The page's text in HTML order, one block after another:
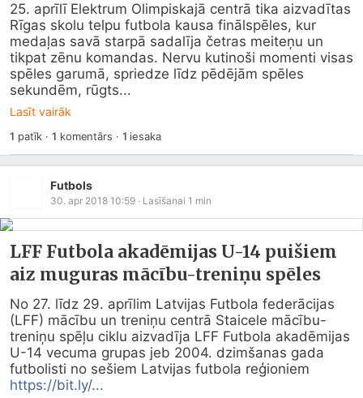
25. aprīlī Elektrum Olimpiskajā centrā tika aizvadītas
Rīgas skolu telpu futbola kausa finālspēles, kur
medaļas savā starpā sadalīja četras meiteņu un
tikpat zēnu komandas. Nervu kutinoši momenti visas
spēles garumā, spriedze līdz pēdējām spēles
sekundēm, rūgts...
Lasīt vairāk
1 patīk ·1 komentārs · 1 iesaka
Futbols
30. apr 2018 10:59 · Lasīšanai 1 min
LFF Futbola akadēmijas U-14 puišiem
aiz muguras mācību-treniņu spēles
No 27. līdz 29. aprīlim Latvijas Futbola federācijas
(LFF) mācību un treniņu centrā Staicele mācību-
treniņu spēļu ciklu aizvadīja LFF Futbola akadēmijas
U-14 vecuma grupas jeb 2004. dzimšanas gada
https://bit.ly/...